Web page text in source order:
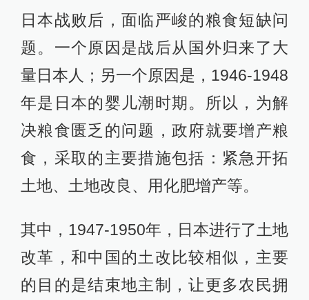
日本战败后，面临严峻的粮食短缺问
题。一个原因是战后从国外归来了大
量日本人；另一个原因是，1946-1948
年是日本的婴儿潮时期。所以，为解
决粮食匮乏的问题，政府就要增产粮
食，采取的主要措施包括：紧急开拓
土地、土地改良、用化肥增产等。
其中，1947-1950年，日本进行了土地
改革，和中国的土改比较相似，主要
的目的是结束地主制，让更多农民拥